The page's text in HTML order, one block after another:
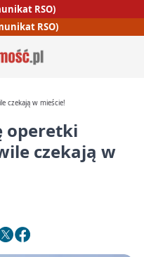
RSO)
RSO)
czekają w mieście!
operetki
czekają w